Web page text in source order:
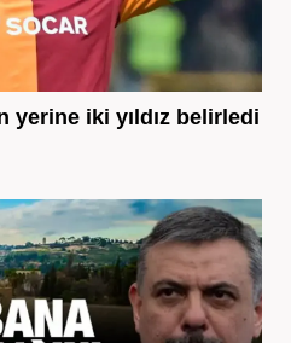
yerine iki yıldız belirledi